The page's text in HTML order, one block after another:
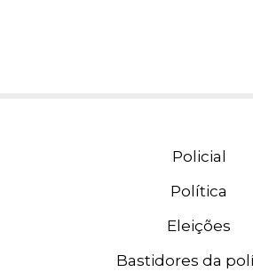
Policial
Política
Eleições
Bastidores da